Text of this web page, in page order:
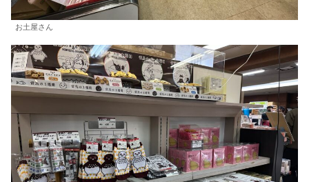
お土屋さん